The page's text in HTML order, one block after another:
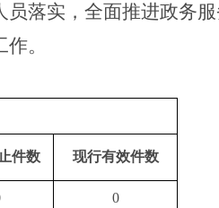
落实，全面推进政务
。
件数 现行有效件数
0